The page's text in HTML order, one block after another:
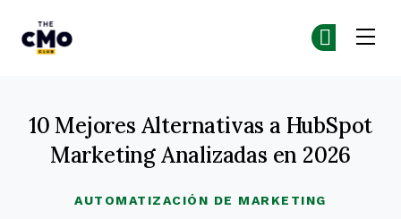
AUTOMATIZACIÓN DE MARKETING
10 Mejores Alternativas a HubSpot
Marketing Analizadas en 2026